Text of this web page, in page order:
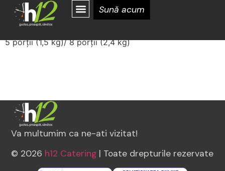
Sună acum
Mâncărică de cartofi
5 porții (1,5 kg)/ 8 porții (2,4 kg)
Va multumim ca ne-ati vizitat!
© 2026 h12 Catering | Toate drepturile rezervate